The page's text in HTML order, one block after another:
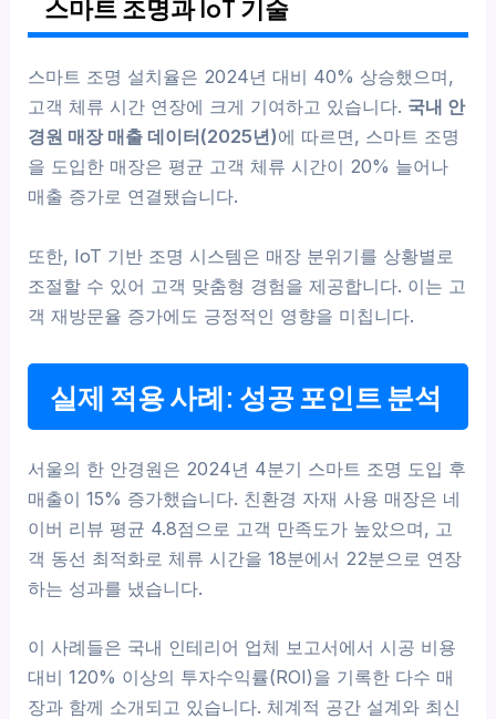
스마트 조명과 IoT 기술
스마트 조명 설치율은 2024년 대비 40% 상승했으며,
고객 체류 시간 연장에 크게 기여하고 있습니다. 국내 안
경원 매장 매출 데이터(2025년)에 따르면, 스마트 조명
을 도입한 매장은 평균 고객 체류 시간이 20% 늘어나
매출 증가로 연결됐습니다.
또한, IoT 기반 조명 시스템은 매장 분위기를 상황별로
조절할 수 있어 고객 맞춤형 경험을 제공합니다. 이는 고
객 재방문율 증가에도 긍정적인 영향을 미칩니다.
실제 적용 사례: 성공 포인트 분석
서울의 한 안경원은 2024년 4분기 스마트 조명 도입 후
매출이 15% 증가했습니다. 친환경 자재 사용 매장은 네
이버 리뷰 평균 4.8점으로 고객 만족도가 높았으며, 고
객 동선 최적화로 체류 시간을 18분에서 22분으로 연장
하는 성과를 냈습니다.
이 사례들은 국내 인테리어 업체 보고서에서 시공 비용
대비 120% 이상의 투자수익률(ROI)을 기록한 다수 매
장과 함께 소개되고 있습니다. 체계적 공간 설계와 최신